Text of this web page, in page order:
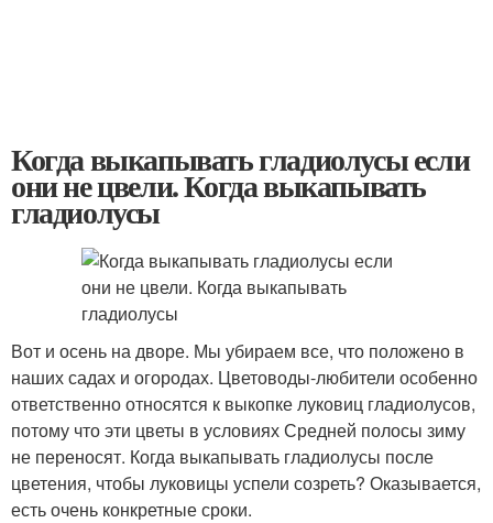
Когда выкапывать гладиолусы если
они не цвели. Когда выкапывать
гладиолусы
Вот и осень на дворе. Мы убираем все, что положено в
наших садах и огородах. Цветоводы-любители особенно
ответственно относятся к выкопке луковиц гладиолусов,
потому что эти цветы в условиях Средней полосы зиму
не переносят. Когда выкапывать гладиолусы после
цветения, чтобы луковицы успели созреть? Оказывается,
есть очень конкретные сроки.